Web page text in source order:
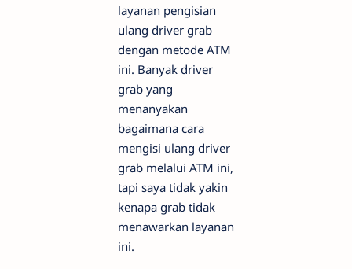
layanan pengisian
ulang driver grab
dengan metode ATM
ini. Banyak driver
grab yang
menanyakan
bagaimana cara
mengisi ulang driver
grab melalui ATM ini,
tapi saya tidak yakin
kenapa grab tidak
menawarkan layanan
ini.